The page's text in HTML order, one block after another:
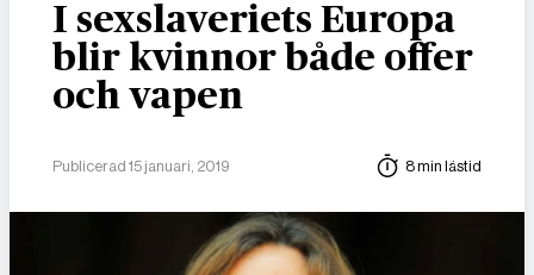
I sexslaveriets Europa
blir kvinnor både offer
och vapen
Publicerad 15 januari, 2019 8 min lästid